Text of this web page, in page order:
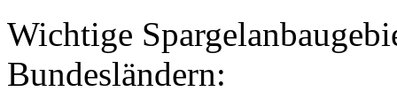
Wichtige
Bundesländern: